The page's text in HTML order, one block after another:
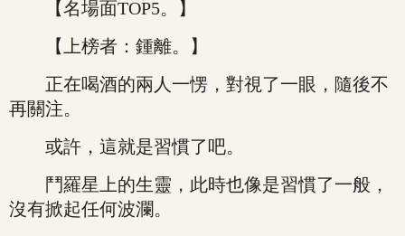
【名場面TOP5。】
【上榜者：鍾離。】
正在喝酒的兩人一愣，對視了一眼，隨後不
再關注。
或許，這就是習慣了吧。
鬥羅星上的生靈，此時也像是習慣了一般，
沒有掀起任何波瀾。